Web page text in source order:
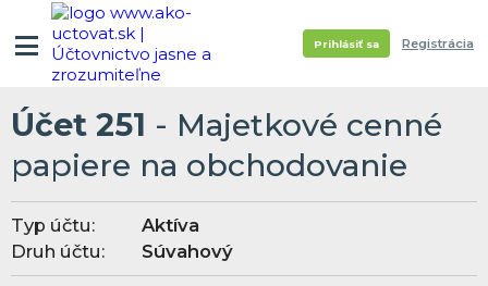
Prihlásiť sa Registrácia
Účet 251 - Majetkové cenné
papiere na obchodovanie
Typ účtu:
Aktíva
Druh účtu:
Súvahový